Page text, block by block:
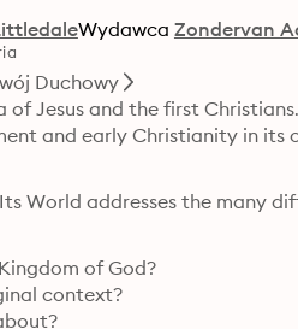
Wydawca Zondervan
Duchowy
Jesus and the first
and early Christianity in its
World addresses the many
of God?
context?